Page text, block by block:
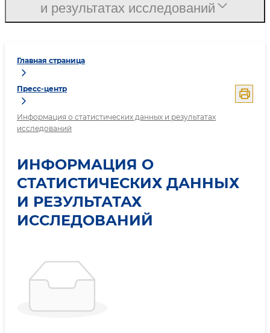
Главная страница
Пресс-центр
Информация о статистических данных и результатах
исследований
ИНФОРМАЦИЯ О
СТАТИСТИЧЕСКИХ ДАННЫХ
И РЕЗУЛЬТАТАХ
ИССЛЕДОВАНИЙ
и результатах исследований